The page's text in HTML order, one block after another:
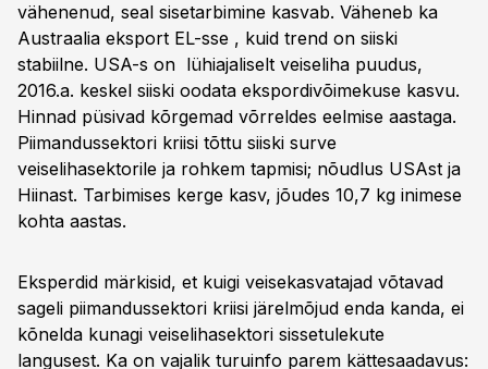
vähenenud, seal sisetarbimine kasvab. Väheneb ka
Austraalia eksport EL-sse , kuid trend on siiski
stabiilne. USA-s on lühiajaliselt veiseliha puudus,
2016.a. keskel siiski oodata ekspordivõimekuse kasvu.
Hinnad püsivad kõrgemad võrreldes eelmise aastaga.
Piimandussektori kriisi tõttu siiski surve
veiselihasektorile ja rohkem tapmisi; nõudlus USAst ja
Hiinast. Tarbimises kerge kasv, jõudes 10,7 kg inimese
kohta aastas.
Eksperdid märkisid, et kuigi veisekasvatajad võtavad
sageli piimandussektori kriisi järelmõjud enda kanda, ei
kõnelda kunagi veiselihasektori sissetulekute
langusest. Ka on vajalik turuinfo parem kättesaadavus: